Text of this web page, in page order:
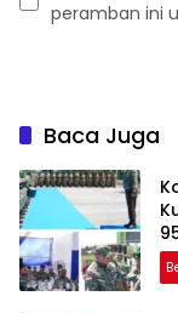
peramban ini
Baca Juga